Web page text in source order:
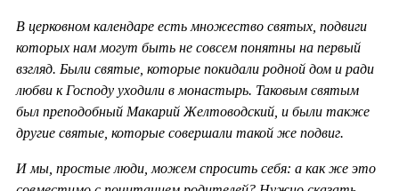
В церковном календаре есть множество святых, подвиги
которых нам могут быть не совсем понятны на первый
взгляд. Были святые, которые покидали родной дом и ради
любви к Господу уходили в монастырь. Таковым святым
был преподобный Макарий Желтоводский, и были также
другие святые, которые совершали такой же подвиг.
И мы, простые люди, можем спросить себя: а как же это